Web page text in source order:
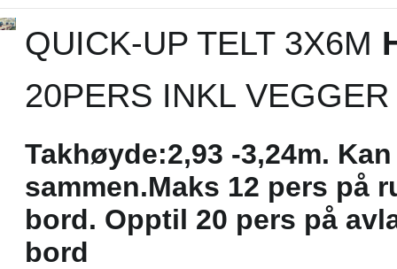
QUICK-UP TELT 3X6M
20PERS INKL VEGGER
Takhøyde:2,93 -3,24m.
sammen.Maks 12 pers på
bord. Opptil 20 pers på
bord